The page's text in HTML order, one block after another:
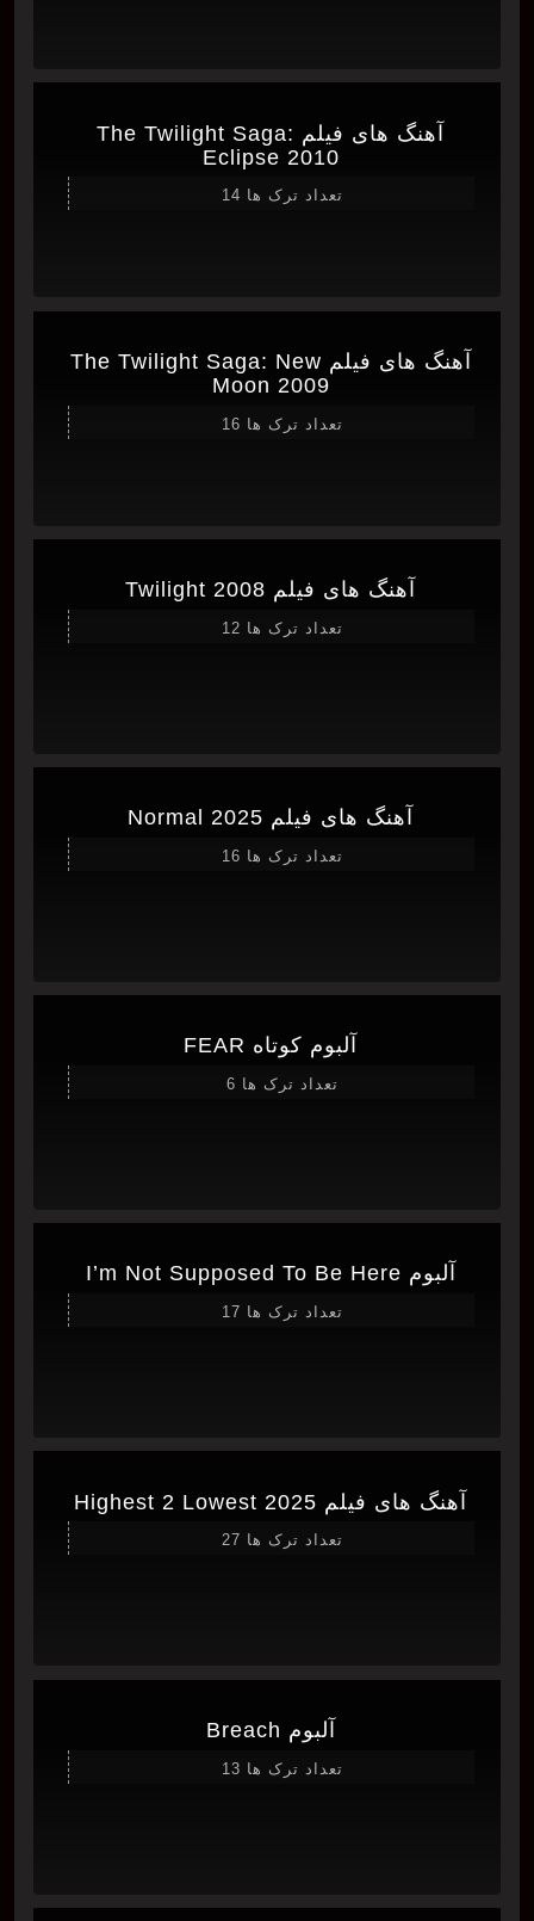
آهنگ های فیلم The Twilight Saga:
Eclipse 2010
تعداد ترک ها 14
آهنگ های فیلم The Twilight Saga: New
Moon 2009
تعداد ترک ها 16
آهنگ های فیلم Twilight 2008
تعداد ترک ها 12
آهنگ های فیلم Normal 2025
تعداد ترک ها 16
آلبوم کوتاه FEAR
تعداد ترک ها 6
آلبوم I’m Not Supposed To Be Here
تعداد ترک ها 17
آهنگ های فیلم Highest 2 Lowest 2025
تعداد ترک ها 27
آلبوم Breach
تعداد ترک ها 13